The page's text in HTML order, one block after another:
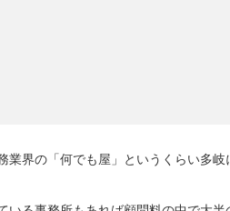
業界の「何でも屋」というくらい多岐